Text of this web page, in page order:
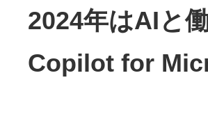
2024年はAIと
Copilot for